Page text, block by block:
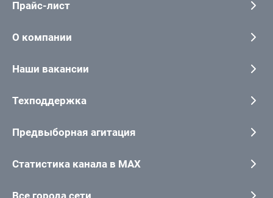
Прайс-лист
О компании
Наши вакансии
Техподдержка
Предвыборная агитация
Статистика канала в MAX
Все города сети